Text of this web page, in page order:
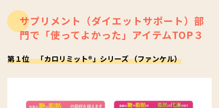
サプリメント（ダイエットサポート）部
門で「使ってよかった」アイテムTOP３
第１位 「カロリミット®」シリーズ （ファンケル）